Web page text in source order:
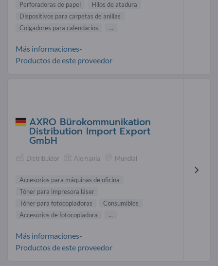
Perforadoras de papel
Hilos de atadura
Dispositivos para carpetas de anillas
Colgadores para calendarios
...
Más informaciones-
Productos de este proveedor
AXRO Bürokommunikation
Distribution Import Export
GmbH
Distribuidor Alemania Mundial
Accesorios para máquinas de oficina
Tóner para impresora láser
Tóner para fotocopiadoras
Consumibles
Accesorios de fotocopiadora
...
Más informaciones-
Productos de este proveedor